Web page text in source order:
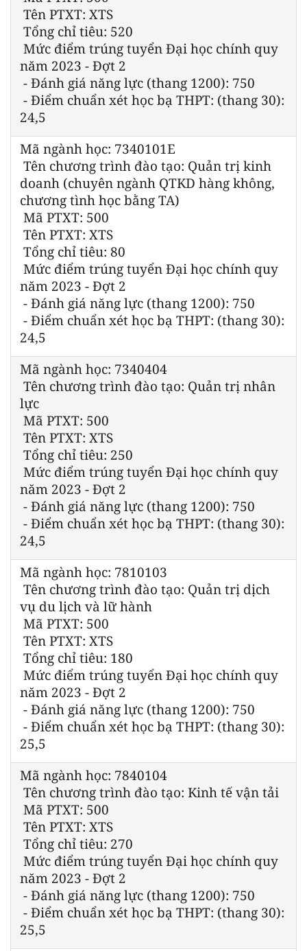
Tên PTXT: XTS
Tổng chỉ tiêu: 520
Mức điểm trúng tuyển Đại học chính quy
năm 2023 - Đợt 2
- Đánh giá năng lực (thang 1200): 750
- Điểm chuẩn xét học bạ THPT: (thang 30):
24,5
Mã ngành học: 7340101E
Tên chương trình đào tạo: Quản trị kinh
doanh (chuyên ngành QTKD hàng không,
chương tình học bằng TA)
Mã PTXT: 500
Tên PTXT: XTS
Tổng chỉ tiêu: 80
Mức điểm trúng tuyển Đại học chính quy
năm 2023 - Đợt 2
- Đánh giá năng lực (thang 1200): 750
- Điểm chuẩn xét học bạ THPT: (thang 30):
24,5
Mã ngành học: 7340404
Tên chương trình đào tạo: Quản trị nhân
lực
Mã PTXT: 500
Tên PTXT: XTS
Tổng chỉ tiêu: 250
Mức điểm trúng tuyển Đại học chính quy
năm 2023 - Đợt 2
- Đánh giá năng lực (thang 1200): 750
- Điểm chuẩn xét học bạ THPT: (thang 30):
24,5
Mã ngành học: 7810103
Tên chương trình đào tạo: Quản trị dịch
vụ du lịch và lữ hành
Mã PTXT: 500
Tên PTXT: XTS
Tổng chỉ tiêu: 180
Mức điểm trúng tuyển Đại học chính quy
năm 2023 - Đợt 2
- Đánh giá năng lực (thang 1200): 750
- Điểm chuẩn xét học bạ THPT: (thang 30):
25,5
Mã ngành học: 7840104
Tên chương trình đào tạo: Kinh tế vận tải
Mã PTXT: 500
Tên PTXT: XTS
Tổng chỉ tiêu: 270
Mức điểm trúng tuyển Đại học chính quy
năm 2023 - Đợt 2
- Đánh giá năng lực (thang 1200): 750
- Điểm chuẩn xét học bạ THPT: (thang 30):
25,5